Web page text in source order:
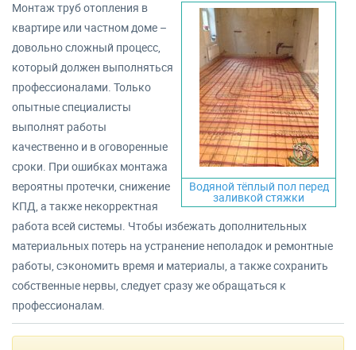
Водяной тёплый пол перед
заливкой стяжки
Монтаж труб отопления в
квартире или частном доме –
довольно сложный процесс,
который должен выполняться
профессионалами. Только
опытные специалисты
выполнят работы
качественно и в оговоренные
сроки. При ошибках монтажа
вероятны протечки, снижение
КПД, а также некорректная
работа всей системы. Чтобы избежать дополнительных
материальных потерь на устранение неполадок и ремонтные
работы, сэкономить время и материалы, а также сохранить
собственные нервы, следует сразу же обращаться к
профессионалам.